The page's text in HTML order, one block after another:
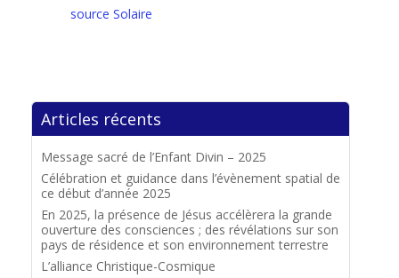
source Solaire
Articles récents
Message sacré de l’Enfant Divin – 2025
Célébration et guidance dans l’évènement spatial de
ce début d’année 2025
En 2025, la présence de Jésus accélèrera la grande
ouverture des consciences ; des révélations sur son
pays de résidence et son environnement terrestre
L’alliance Christique-Cosmique